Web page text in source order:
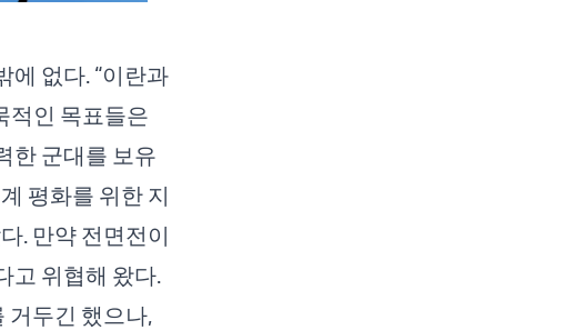
에 없다. “이란과
적인 목표들은
한 군대를 보유
평화를 위한 지
. 만약 전면전이
고 위협해 왔다.
거두긴 했으나,